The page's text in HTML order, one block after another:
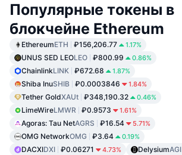
Популярные токены в
блокчейне Ethereum
EthereumETH ₽156,206.77 1.17%
UNUS SED LEOLEO ₽800.99 0.86%
ChainlinkLINK ₽672.68 1.87%
Shiba InuSHIB ₽0.0003846 1.84%
Tether GoldXAUt ₽348,190.32 0.46%
LimeWireLMWR ₽0.9573 1.61%
Agoras: Tau NetAGRS ₽16.54 5.71%
OMG NetworkOMG ₽3.64 0.19%
DACXIDXI ₽0.06271 4.73% DelysiumAGI